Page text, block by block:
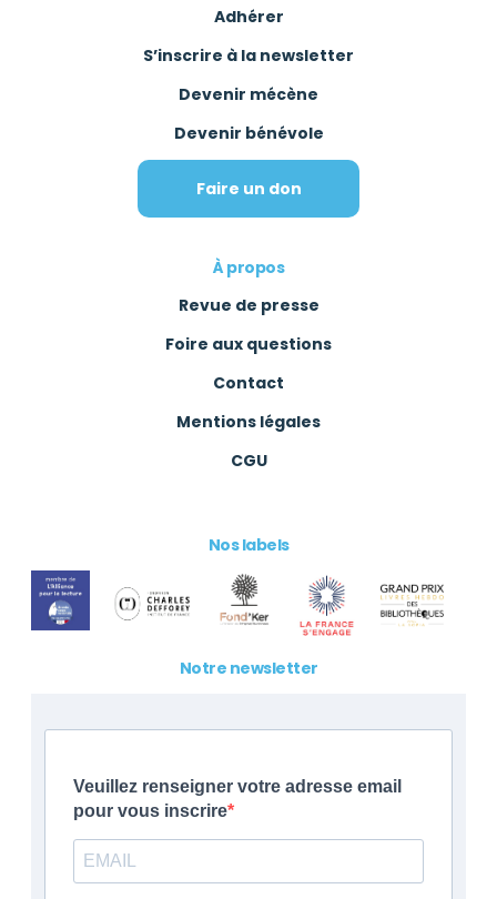
Adhérer
S’inscrire à la newsletter
Devenir mécène
Devenir bénévole
Faire un don
À propos
Revue de presse
Foire aux questions
Contact
Mentions légales
CGU
Nos labels
Notre newsletter
Veuillez renseigner votre adresse email
pour vous inscrire